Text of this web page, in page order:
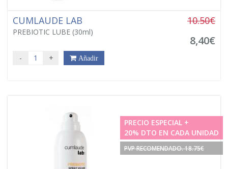
CUMLAUDE LAB
PREBIOTIC LUBE (30ml)
10.50€
8,40€
- + Añadir
PRECIO ESPECIAL +
20% DTO EN CADA UNIDAD
PVP RECOMENDADO. 18.75€